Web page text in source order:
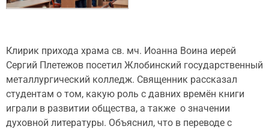
Клирик прихода храма св. мч. Иоанна Воина иерей
Сергий Плетежов посетил Жлобинский государственный
металлургический колледж. Священник рассказал
студентам о том, какую роль с давних времён книги
играли в развитии общества, а также о значении
духовной литературы. Объяснил, что в переводе с